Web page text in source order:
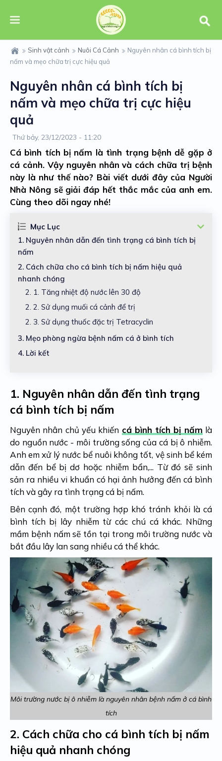
Sinh vật cảnh Nuôi Cá Cảnh
Nguyên nhân cá bình tích bị
nấm và mẹo chữa trị cực hiệu quả
Nguyên nhân cá bình tích bị
nấm và mẹo chữa trị cực hiệu
quả
Thứ bảy, 23/12/2023 - 11:20
Cá bình tích bị nấm là tình trạng bệnh dễ gặp ở
cá cảnh. Vậy nguyên nhân và cách chữa trị bệnh
này là như thế nào? Bài viết dưới đây của Người
Nhà Nông sẽ giải đáp hết thắc mắc của anh em.
Cùng theo dõi ngay nhé!
Mục Lục
1. Nguyên nhân dẫn đến tình trạng cá bình tích bị
nấm
2. Cách chữa cho cá bình tích bị nấm hiệu quả
nhanh chóng
2. 1. Tăng nhiệt độ nước lên 30 độ
2. 2. Sử dụng muối cá cảnh để trị
2. 3. Sử dụng thuốc đặc trị Tetracyclin
3. Mẹo phòng ngừa bệnh nấm cá ở bình tích
4. Lời kết
1. Nguyên nhân dẫn đến tình trạng
cá bình tích bị nấm
Nguyên nhân chủ yếu khiến cá bình tích bị nấm là
do nguồn nước - môi trường sống của cá bị ô nhiễm.
Anh em xử lý nước bể nuôi không tốt, vệ sinh bể kém
dẫn đến bể bị dơ hoặc nhiễm bẩn,... Từ đó sẽ sinh
sản ra nhiều vi khuẩn có hại ảnh hưởng đến cá bình
tích và gây ra tình trạng cá bị nấm.
Bên cạnh đó, một trường hợp khó tránh khỏi là cá
bình tích bị lây nhiễm từ các chú cá khác. Những
mầm bệnh nấm sẽ tồn tại trong môi trường nước và
bắt đầu lây lan sang nhiều cá thể khác.
Môi trường nước bị ô nhiễm là nguyên nhân bệnh nấm ở cá bình
tích
2. Cách chữa cho cá bình tích bị nấm
hiệu quả nhanh chóng